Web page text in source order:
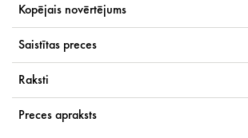
Kopējais novērtējums
Saistītas preces
Raksti
Preces apraksts